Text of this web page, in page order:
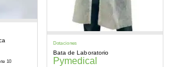
10
Dotaciones
Bata de Laboratorio
Pymedical